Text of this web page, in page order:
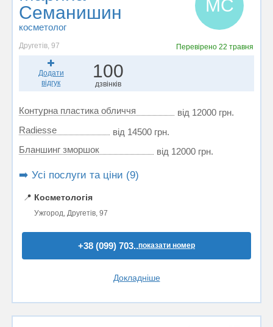
Семанишин
косметолог
МС
Другетів, 97 Перевірено22 травня
Додати
відгук
100
дзвінків
Контурна пластика обличчя
від 12000 грн.
Radiesse
від 14500 грн.
Бланшинг зморшок
від 12000 грн.
➡️ Усі послуги та ціни (9)
📍 Косметологія
Ужгород, Другетів, 97
+38 (099) 703..показати номер
Докладніше